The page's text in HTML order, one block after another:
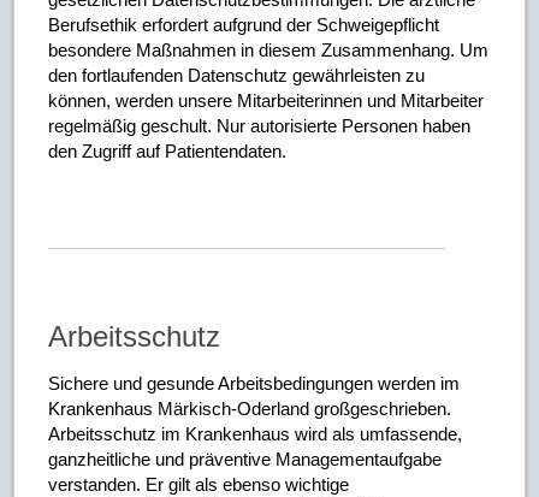
Berufsethik erfordert aufgrund der Schweigepflicht
besondere Maßnahmen in diesem Zusammenhang. Um
den fortlaufenden Datenschutz gewährleisten zu
können, werden unsere Mitarbeiterinnen und Mitarbeiter
regelmäßig geschult. Nur autorisierte Personen haben
den Zugriff auf Patientendaten.
Arbeitsschutz
Sichere und gesunde Arbeitsbedingungen werden im
Krankenhaus Märkisch-Oderland großgeschrieben.
Arbeitsschutz im Krankenhaus wird als umfassende,
ganzheitliche und präventive Managementaufgabe
verstanden. Er gilt als ebenso wichtige